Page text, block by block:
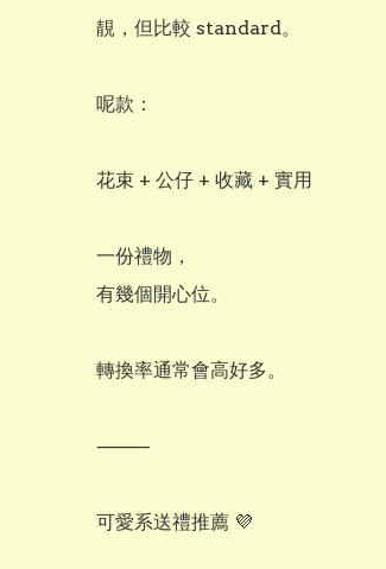
靚，但比較 standard。
呢款：
花束 + 公仔 + 收藏 + 實用
一份禮物，
有幾個開心位。
轉換率通常會高好多。
⸻
可愛系送禮推薦 💜